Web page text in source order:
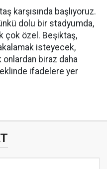
karşısında başlıyoruz.
dolu bir stadyumda,
çok özel. Beşiktaş,
isteyecek,
onlardan biraz daha
ifadelere yer